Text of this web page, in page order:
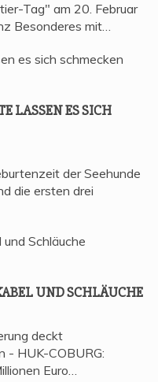
Tag" am 20. Februar
Besonderes mit…
LAS­SEN ES SICH
der Seehunde
die ersten drei
UND SCHLÄUCHE
deckt
- HUK-COBURG:
Euro…